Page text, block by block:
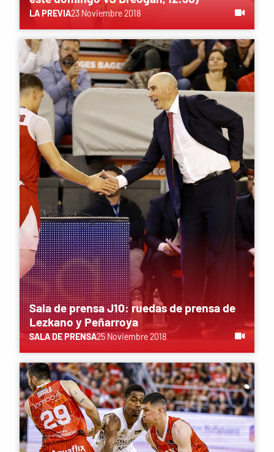
LA PREVIA23 Noviembre 2018
Sala de prensa J10: ruedas de prensa de
Lezkano y Peñarroya
SALA DE PRENSA25 Noviembre 2018